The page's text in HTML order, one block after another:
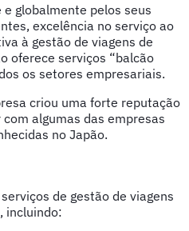
globalmente pelos seus
excelência no serviço ao
à gestão de viagens de
oferece serviços “balcão
os setores empresariais.
criou uma forte reputação
algumas das empresas
no Japão.
de gestão de viagens
incluindo: